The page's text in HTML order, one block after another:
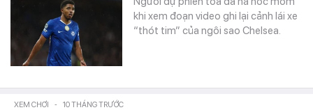
khi xem đoạn video ghi lại cảnh lái xe
“thót tim” của ngôi sao Chelsea.
XEM CHƠI - 10 THÁNG TRƯỚC